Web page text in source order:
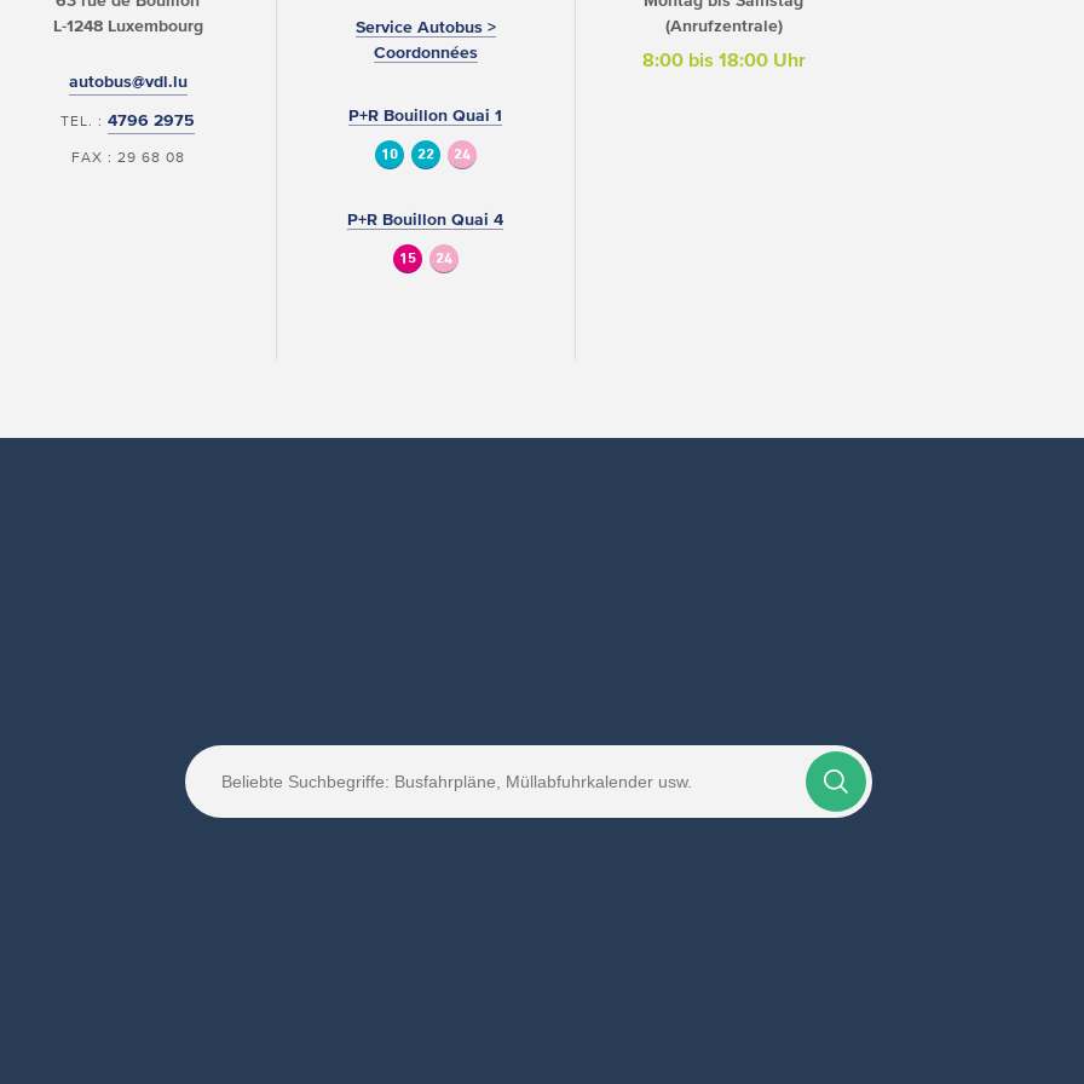
L-1248 Luxembourg
autobus@vdl.lu
TEL. :4796 2975
FAX : 29 68 08
Service Autobus >
Coordonnées
P+R Bouillon Quai 1
10 22 24
P+R Bouillon Quai 4
15 24
(Anrufzentrale)
8:00 bis 18:00 Uhr